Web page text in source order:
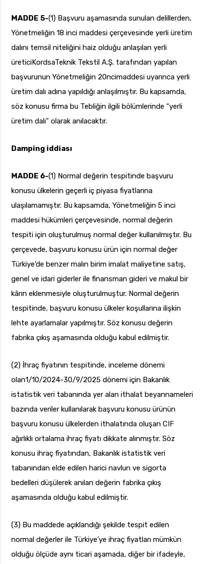
MADDE 5-(1) Başvuru aşamasında sunulan delillerden,
Yönetmeliğin 18 inci maddesi çerçevesinde yerli üretim
dalını temsil niteliğini haiz olduğu anlaşılan yerli
üreticiKordsaTeknik Tekstil A.Ş. tarafından yapılan
başvurunun Yönetmeliğin 20ncimaddesi uyarınca yerli
üretim dalı adına yapıldığı anlaşılmıştır. Bu kapsamda,
söz konusu firma bu Tebliğin ilgili bölümlerinde “yerli
üretim dalı” olarak anılacaktır.
Damping iddiası
MADDE 6-(1) Normal değerin tespitinde başvuru
konusu ülkelerin geçerli iç piyasa fiyatlarına
ulaşılamamıştır. Bu kapsamda, Yönetmeliğin 5 inci
maddesi hükümleri çerçevesinde, normal değerin
tespiti için oluşturulmuş normal değer kullanılmıştır. Bu
çerçevede, başvuru konusu ürün için normal değer
Türkiye’de benzer malın birim imalat maliyetine satış,
genel ve idari giderler ile finansman gideri ve makul bir
kârın eklenmesiyle oluşturulmuştur. Normal değerin
tespitinde, başvuru konusu ülkeler koşullarına ilişkin
lehte ayarlamalar yapılmıştır. Söz konusu değerin
fabrika çıkış aşamasında olduğu kabul edilmiştir.
(2) İhraç fiyatının tespitinde, inceleme dönemi
olan1/10/2024-30/9/2025 dönemi için Bakanlık
istatistik veri tabanında yer alan ithalat beyannameleri
bazında veriler kullanılarak başvuru konusu ürünün
başvuru konusu ülkelerden ithalatında oluşan CIF
ağırlıklı ortalama ihraç fiyatı dikkate alınmıştır. Söz
konusu ihraç fiyatından, Bakanlık istatistik veri
tabanından elde edilen harici navlun ve sigorta
bedelleri düşülerek anılan değerin fabrika çıkış
aşamasında olduğu kabul edilmiştir.
(3) Bu maddede açıklandığı şekilde tespit edilen
normal değerler ile Türkiye’ye ihraç fiyatları mümkün
olduğu ölçüde aynı ticari aşamada, diğer bir ifadeyle,